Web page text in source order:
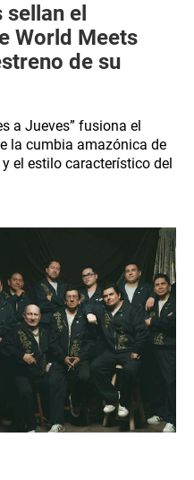
el
World Meets
de su
a Jueves” fusiona el
la cumbia amazónica de
el estilo característico del